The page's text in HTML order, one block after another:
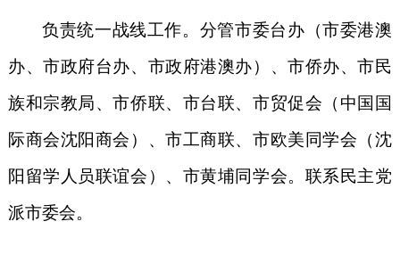
负责统一战线工作。分管市委台办（市委港澳
办、市政府台办、市政府港澳办）、市侨办、市民
族和宗教局、市侨联、市台联、市贸促会（中国国
际商会沈阳商会）、市工商联、市欧美同学会（沈
阳留学人员联谊会）、市黄埔同学会。联系民主党
派市委会。